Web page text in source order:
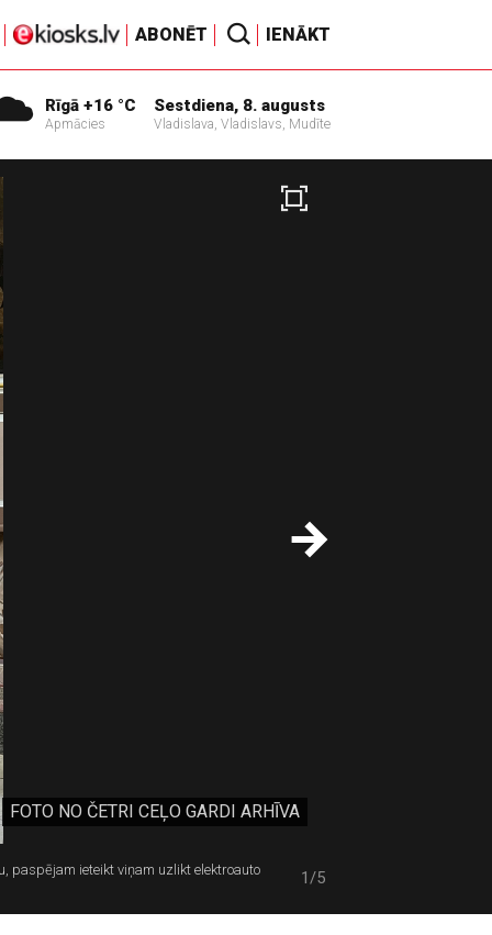
ABONĒT IENĀKT
Rīgā +16 °C
Apmācies
Sestdiena, 8. augusts
Vladislava, Vladislavs, Mudīte
FOTO NO ČETRI CEĻO GARDI ARHĪVA
paspējam ieteikt viņam uzlikt elektroauto 1/5